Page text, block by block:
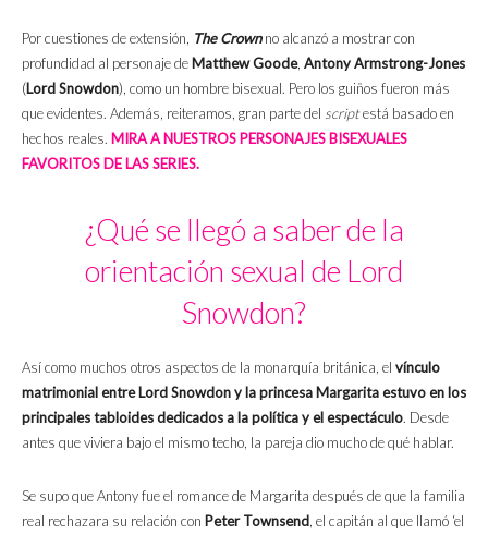
Por cuestiones de extensión, The Crown no alcanzó a mostrar con
profundidad al personaje de Matthew Goode, Antony Armstrong-Jones
(Lord Snowdon), como un hombre bisexual. Pero los guiños fueron más
que evidentes. Además, reiteramos, gran parte del scriptestá basado en
hechos reales. MIRA A NUESTROS PERSONAJES BISEXUALES
FAVORITOS DE LAS SERIES.
¿Qué se llegó a saber de la
orientación sexual de Lord
Snowdon?
Así como muchos otros aspectos de la monarquía británica, el vínculo
matrimonial entre Lord Snowdon y la princesa Margarita estuvo en los
principales tabloides dedicados a la política y el espectáculo. Desde
antes que viviera bajo el mismo techo, la pareja dio mucho de qué hablar.
Se supo que Antony fue el romance de Margarita después de que la familia
real rechazara su relación con Peter Townsend, el capitán al que llamó ‘el